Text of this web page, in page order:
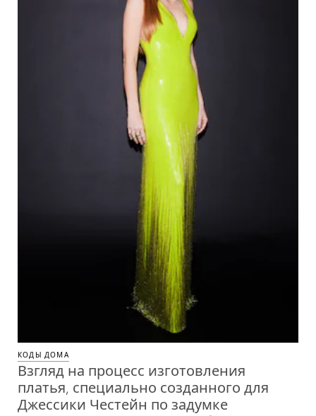
КОДЫ ДОМА
Взгляд на процесс изготовления
платья, специально созданного для
Джессики Честейн по задумке